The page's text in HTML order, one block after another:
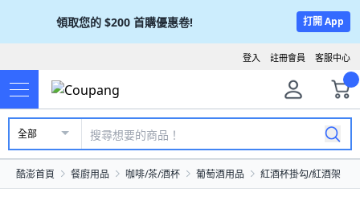
領取您的 $200 首購優惠卷! 打開 App
客服中心
註冊會員
登入
全部
酷澎首頁 餐廚用品 咖啡/茶/酒杯 葡萄酒用品 紅酒杯掛勾/紅酒架